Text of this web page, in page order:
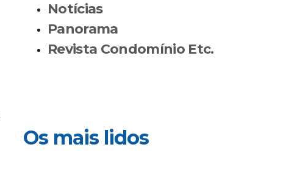
Notícias
Panorama
Revista Condomínio Etc.
Os mais lidos